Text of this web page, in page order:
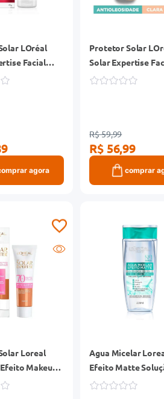
LOréal
Facial
40g
agora
Protetor Solar
Solar Expertise
FPS60 UV Defender
R$ 59,99
R$ 56,99
comprar
Loreal
Makeup
FPS70 30g
Agua Micelar
Efeito Matte
Limpeza Facial